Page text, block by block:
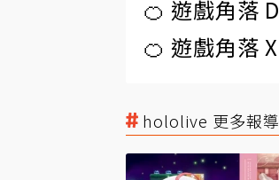
🍊 遊戲角落
🍊 遊戲角落
hololive 更多報導